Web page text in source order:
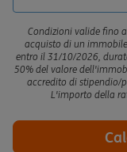
Condizioni valide fino
acquisto di un
entro il 31/10/2026,
50% del valore
accredito di stipendio/
L'importo della